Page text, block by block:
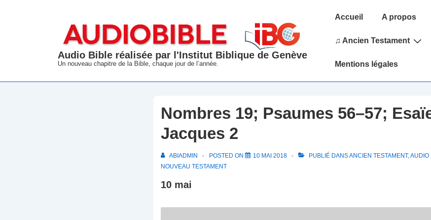
Audio Bible réalisée par l'Institut Biblique de Genève
Un nouveau chapitre de la Bible, chaque jour de l’année.
Main
Accueil A propos
♫ Ancien Testament
Mentions légales
Nombres 19; Psaumes 56–57;
Jacques 2
ABIADMIN POSTED ON 10 MAI 2018 PUBLIÉ DANSANCIEN TESTAMENT,AUDIO
NOUVEAU TESTAMENT
10 mai